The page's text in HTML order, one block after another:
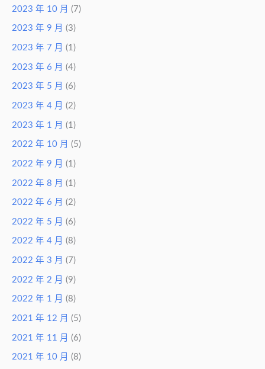
2023 年 10 月 (7)
2023 年 9 月 (3)
2023 年 7 月 (1)
2023 年 6 月 (4)
2023 年 5 月 (6)
2023 年 4 月 (2)
2023 年 1 月 (1)
2022 年 10 月 (5)
2022 年 9 月 (1)
2022 年 8 月 (1)
2022 年 6 月 (2)
2022 年 5 月 (6)
2022 年 4 月 (8)
2022 年 3 月 (7)
2022 年 2 月 (9)
2022 年 1 月 (8)
2021 年 12 月 (5)
2021 年 11 月 (6)
2021 年 10 月 (8)